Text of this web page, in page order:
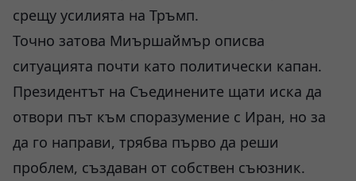
срещу усилията на Тръмп.
Точно затова Миършаймър описва
ситуацията почти като политически капан.
Президентът на Съединените щати иска да
отвори път към споразумение с Иран, но за
да го направи, трябва първо да реши
проблем, създаван от собствен съюзник.